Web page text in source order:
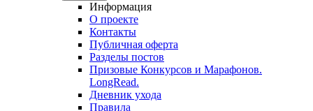
Информация
О проекте
Контакты
Публичная оферта
Разделы постов
Призовые Конкурсов и Марафонов.
LongRead.
Дневник ухода
Правила